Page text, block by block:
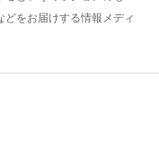
をお届けする情報メディ